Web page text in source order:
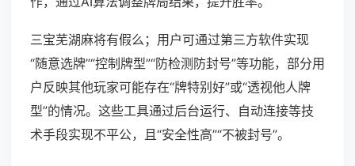
三宝芜湖麻将有假么；用户可通过第三方软件实现
“随意选牌”“控制牌型”“防检测防封号”等功能，部分用
户反映其他玩家可能存在“牌特别好”或“透视他人牌
型”的情况。这些工具通过后台运行、自动连接等技
术手段实现不平公，且“安全性高”“不被封号”。